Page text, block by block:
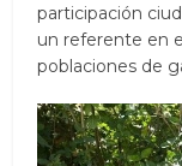
participación
un referente en
poblaciones de